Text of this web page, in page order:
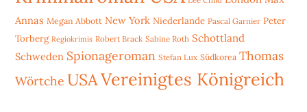
Annas Megan Abbott New York Niederlande Pascal Garnier Peter
Torberg Regiokrimis Robert Brack Sabine Roth Schottland
Schweden Spionageroman Stefan Lux Südkorea Thomas
Wörtche USAVereinigtes Königreich